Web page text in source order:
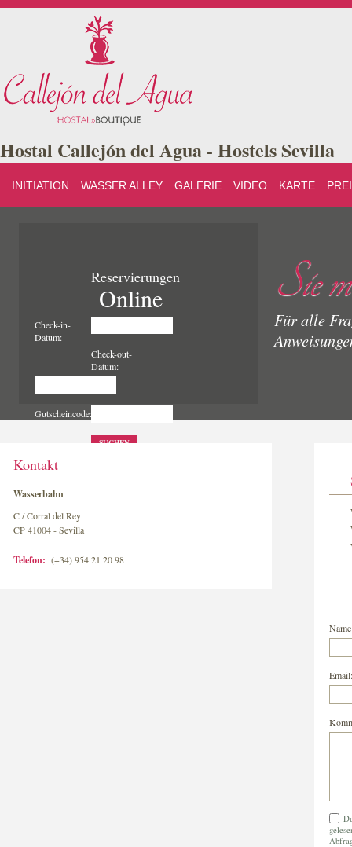
Hostal Callejón del Agua - Hostels Sevilla
INITIATION WASSER ALLEY GALERIE VIDEO KARTE
Reservierungen
Online
Check-in-
Datum:
Check-out-
Datum:
Gutscheincode:
SUCHEN
Sie
Für alle
Kontakt
Wasserbahn
C / Corral del Rey
CP 41004 - Sevilla
Telefon: (+34) 954 21 20 98